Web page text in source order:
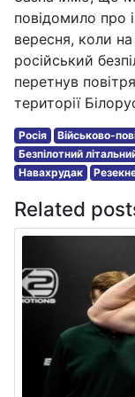
повідомило про
вересня, коли на
російський
перетнув
території
Росія Військово-
Безпілотний
Навахрудак
Related